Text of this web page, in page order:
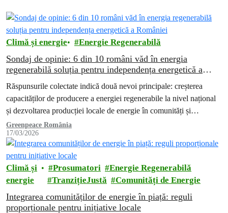
Climă și energie Energie Regenerabilă
Sondaj de opinie: 6 din 10 români văd în energia
regenerabilă soluția pentru independența energetică a
Răspunsurile colectate indică două nevoi principale: creșterea
capacităților de producere a energiei regenerabile la nivel național
și dezvoltarea producției locale de energie în comunități și
gospodării.
Greenpeace România
17/03/2026
Climă și
energie
Prosumatori
Energie Regenerabilă
TranzițieJustă
Comunități de Energie
Integrarea comunităților de energie în piață: reguli
proporționale pentru inițiative locale